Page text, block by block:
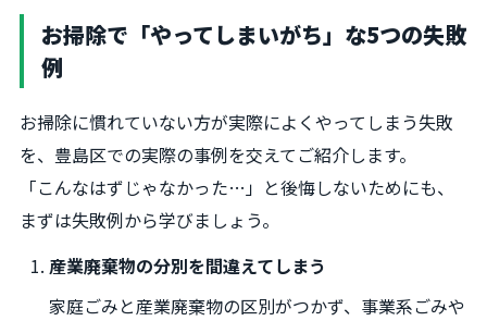
お掃除で「やってしまいがち」な5つの失敗
例
お掃除に慣れていない方が実際によくやってしまう失敗
を、豊島区での実際の事例を交えてご紹介します。
「こんなはずじゃなかった…」と後悔しないためにも、
まずは失敗例から学びましょう。
産業廃棄物の分別を間違えてしまう
家庭ごみと産業廃棄物の区別がつかず、事業系ごみや